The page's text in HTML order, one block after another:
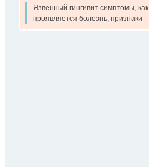
Язвенный гингивит симптомы, как
проявляется болезнь, признаки